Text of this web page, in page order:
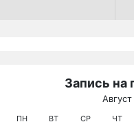
Запись на
Август
ПН ВТ СР ЧТ